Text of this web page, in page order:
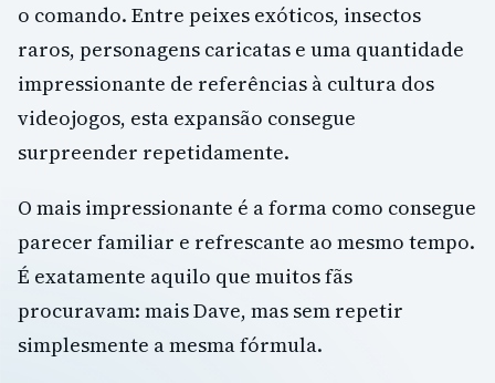
o comando. Entre peixes exóticos, insectos
raros, personagens caricatas e uma quantidade
impressionante de referências à cultura dos
videojogos, esta expansão consegue
surpreender repetidamente.
O mais impressionante é a forma como consegue
parecer familiar e refrescante ao mesmo tempo.
É exatamente aquilo que muitos fãs
procuravam: mais Dave, mas sem repetir
simplesmente a mesma fórmula.